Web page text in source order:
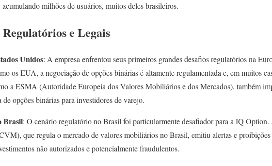
acumulando milhões de usuários, muitos deles brasileiros.
Regulatórios e Legais
Unidos: A empresa enfrentou seus primeiros grandes desafios regulatórios na
os EUA, a negociação de opções binárias é altamente regulamentada e, em muitos
a ESMA (Autoridade Europeia dos Valores Mobiliários e dos Mercados), também
de opções binárias para investidores de varejo.
Brasil: O cenário regulatório no Brasil foi particularmente desafiador para a IQ
que regula o mercado de valores mobiliários no Brasil, emitiu alertas e proibições
não autorizados e potencialmente fraudulentos.